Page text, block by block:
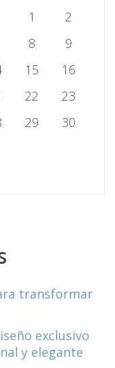
1
2
8
9
15
16
22
23
29
30
transformar
exclusivo
y elegante